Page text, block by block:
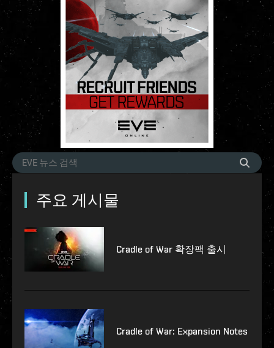
주요 게시물
Cradle of War 확장팩 출시
Cradle of War: Expansion Notes